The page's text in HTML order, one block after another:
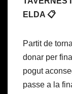
ELDA 📋
Partit de
donar per
pogut
passe a la